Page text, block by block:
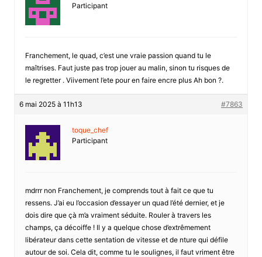
Participant
Franchement, le quad, c’est une vraie passion quand tu le
maîtrises. Faut juste pas trop jouer au malin, sinon tu risques de
le regretter . Viivement l’ete pour en faire encre plus Ah bon ?.
6 mai 2025 à 11h13 #7863
toque_chef
Participant
mdrrr non Franchement, je comprends tout à fait ce que tu
ressens. J’ai eu l’occasion d’essayer un quad l’été dernier, et je
dois dire que çà m’a vraiment séduite. Rouler à travers les
champs, ça décoiffe ! Il y a quelque chose d’extrêmement
libérateur dans cette sentation de vitesse et de nture qui défile
autour de soi. Cela dit, comme tu le soulignes, il faut vriment être